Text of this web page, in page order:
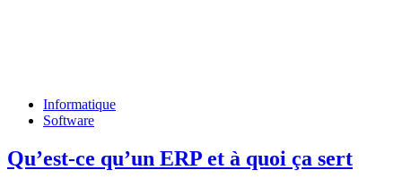
Informatique
Software
Qu’est-ce qu’un ERP et à quoi ça sert